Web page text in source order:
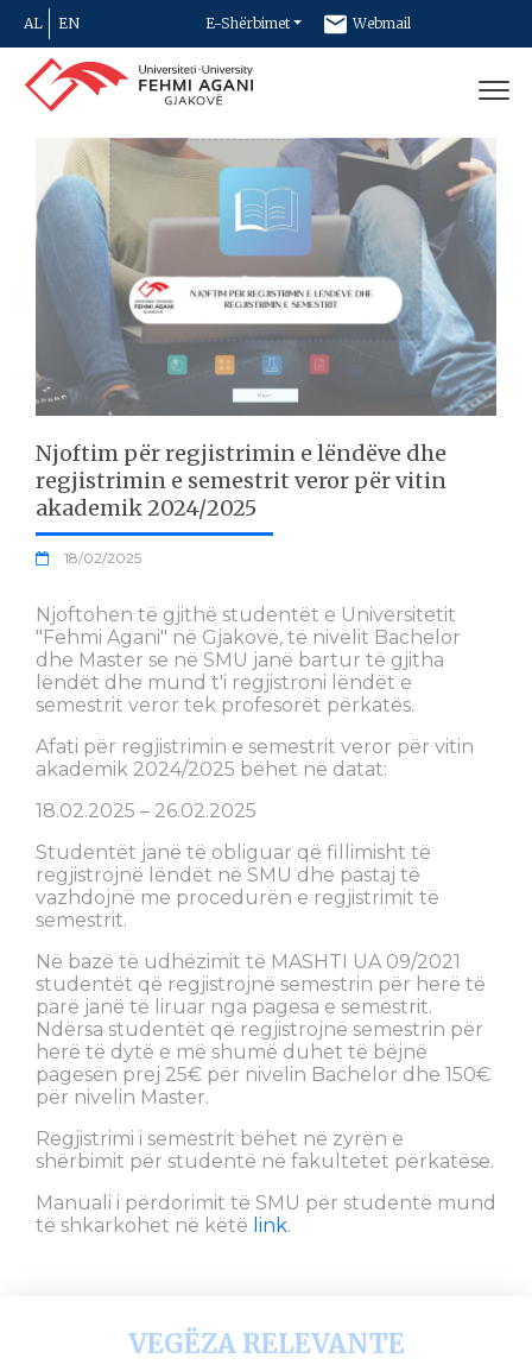
AL EN E-Shërbimet Webmail
Newsletter
Njoftim për regjistrimin e lëndëve dhe
regjistrimin e semestrit veror për vitin
akademik 2024/2025
18/02/2025
Njoftohen të gjithë studentët e Universitetit
"Fehmi Agani" në Gjakovë, të nivelit Bachelor
dhe Master se në SMU janë bartur të gjitha
lëndët dhe mund t'i regjistroni lëndët e
semestrit veror tek profesorët përkatës.
Afati për regjistrimin e semestrit veror për vitin
akademik 2024/2025 bëhet në datat:
18.02.2025 – 26.02.2025
Studentët janë të obliguar që fillimisht të
regjistrojnë lëndët në SMU dhe pastaj të
vazhdojnë me procedurën e regjistrimit të
semestrit.
Në bazë të udhëzimit të MASHTI UA 09/2021
studentët që regjistrojnë semestrin për herë të
parë janë të liruar nga pagesa e semestrit.
Ndërsa studentët që regjistrojnë semestrin për
herë të dytë e më shumë duhet të bëjnë
pagesën prej 25€ për nivelin Bachelor dhe 150€
për nivelin Master.
Regjistrimi i semestrit bëhet në zyrën e
shërbimit për studentë në fakultetet përkatëse.
Manuali i përdorimit të SMU për studentë mund
të shkarkohet në këtë link.
VEGËZA RELEVANTE